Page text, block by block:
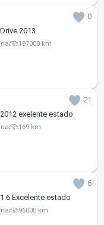
0
2013
197000 km
21
Nissan march 2012 exelente estado
169 km
6
Excelente estado
96000 km